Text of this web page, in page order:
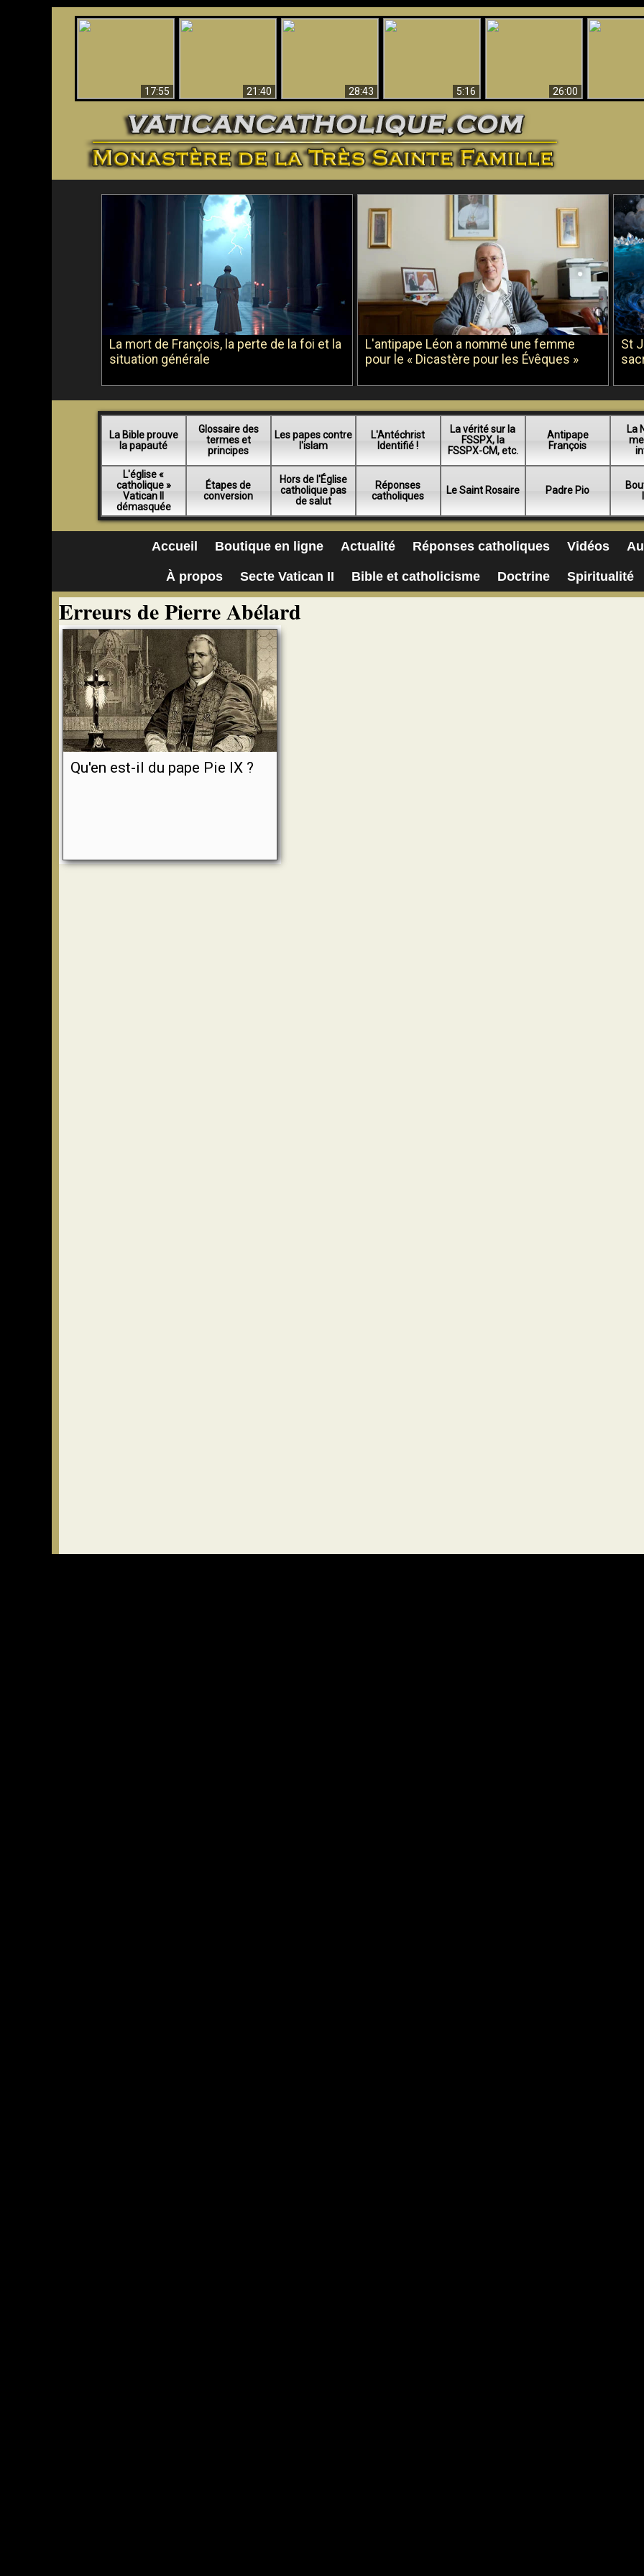
17:55
21:40
28:43
5:16
26:00
La mort de François, la perte de la foi et la
situation générale
L'antipape Léon a nommé une femme
pour le « Dicastère pour les Évêques »
St
La Bible prouve
la papauté
Glossaire des
termes et
principes
Les papes contre
l'islam
L'Antéchrist
Identifié !
La vérité sur la
FSSPX, la
FSSPX-CM, etc.
Antipape
François
La
L'église «
catholique »
Vatican II
démasquée
Étapes de
conversion
Hors de l'Église
catholique pas
de salut
Réponses
catholiques
Le Saint Rosaire Padre Pio
Accueil Boutique en ligne Actualité Réponses catholiques Vidéos
À propos Secte Vatican II Bible et catholicisme Doctrine Spiritualité
Erreurs de Pierre Abélard
Qu'en est-il du pape Pie IX ?